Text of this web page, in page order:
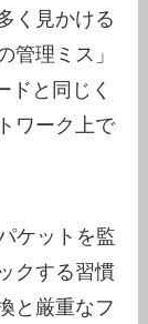
く見かける
管理ミス」
ドと同じく
ワーク上で
ケットを監
クする習慣
と厳重なフ